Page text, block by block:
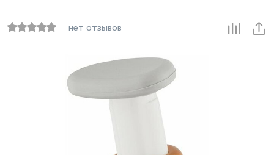
нет отзывов